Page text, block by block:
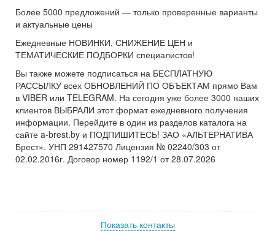
Более 5000 предложений — только проверенные варианты
и актуальные цены
Ежедневные НОВИНКИ, СНИЖЕНИЕ ЦЕН и
ТЕМАТИЧЕСКИЕ ПОДБОРКИ специалистов!
Вы также можете подписаться на БЕСПЛАТНУЮ
РАССЫЛКУ всех ОБНОВЛЕНИЙ ПО ОБЪЕКТАМ прямо Вам
в VIBER или TELEGRAM. На сегодня уже более 3000 наших
клиентов ВЫБРАЛИ этот формат ежедневного получения
информации. Перейдите в один из разделов каталога на
сайте a-brest.by и ПОДПИШИТЕСЬ! ЗАО «АЛЬТЕРНАТИВА
Брест». УНП 291427570 Лицензия № 02240/303 от
02.02.2016г. Договор номер 1192/1 от 28.07.2026
Показать контакты